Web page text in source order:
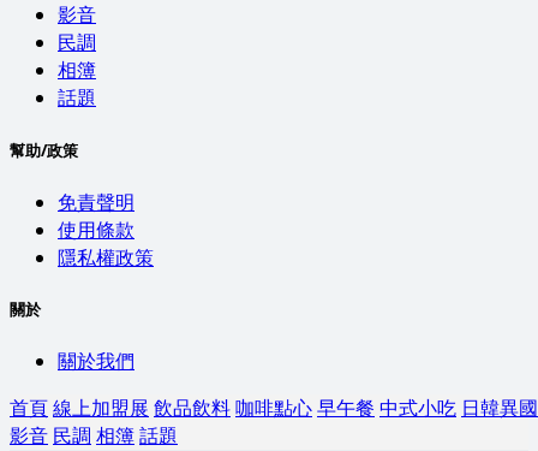
影音
民調
相簿
話題
幫助/政策
免責聲明
使用條款
隱私權政策
關於
關於我們
首頁線上加盟展 飲品飲料咖啡點心早午餐 中式小吃 日韓異國
影音 民調 相簿話題